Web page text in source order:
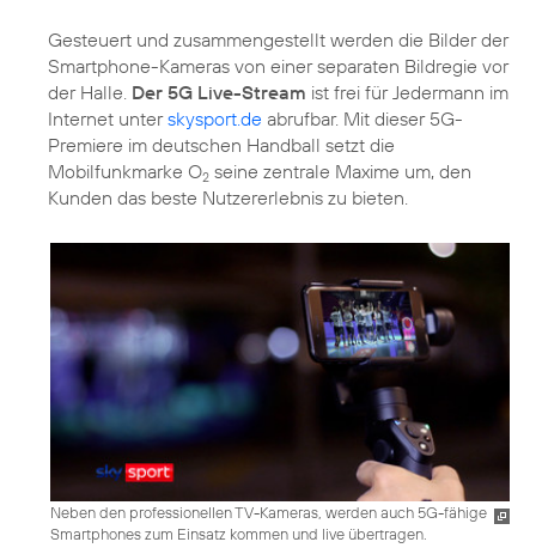
Gesteuert und zusammengestellt werden die Bilder der
Smartphone-Kameras von einer separaten Bildregie vor
der Halle. Der 5G Live-Stream ist frei für Jedermann im
Internet unterskysport.de abrufbar. Mit dieser 5G-
Premiere im deutschen Handball setzt die
Mobilfunkmarke O2 seine zentrale Maxime um, den
Kunden das beste Nutzererlebnis zu bieten.
Neben den professionellen TV-Kameras, werden auch 5G-fähige
Smartphones zum Einsatz kommen und live übertragen.